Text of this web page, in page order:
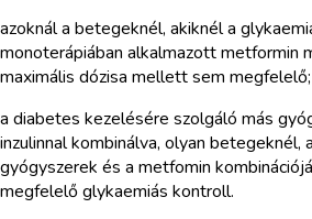
azoknál a betegeknél, akiknél a
monoterápiában alkalmazott metformin
maximális dózisa mellett sem megfelelő;
a diabetes kezelésére szolgáló más
inzulinnal kombinálva, olyan betegeknél,
gyógyszerek és a metfomin
megfelelő glykaemiás kontroll.